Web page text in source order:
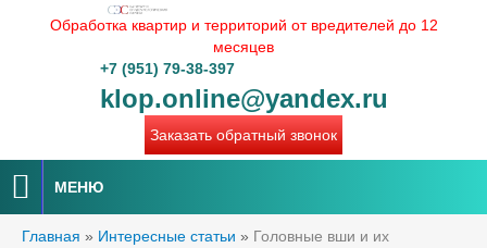
Обработка квартир и территорий от вредителей до 12
месяцев
+7 (951) 79-38-397
klop.online@yandex.ru
Заказать обратный звонок
МЕНЮ
Главная » Интересные статьи » Головные вши и их